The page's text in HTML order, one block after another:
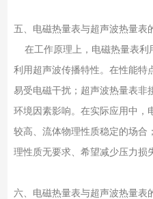
五、电磁热量表与超声波热量表
在工作原理上，电磁热量表利
利用超声波传播特性。在性能特
易受电磁干扰；超声波热量表非
环境因素影响。在实际应用中，
较高、流体物理性质稳定的场合
理性质无要求、希望减少压力损
六、电磁热量表与超声波热量表